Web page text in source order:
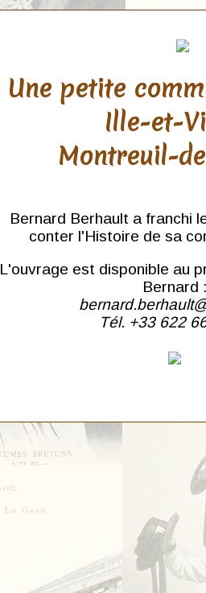
Une petite
Ille-et-
Montreuil-
Bernard Berhault a franchi
conter l'Histoire de sa
L'ouvrage est disponible au
Bernard
Tél. +33 622